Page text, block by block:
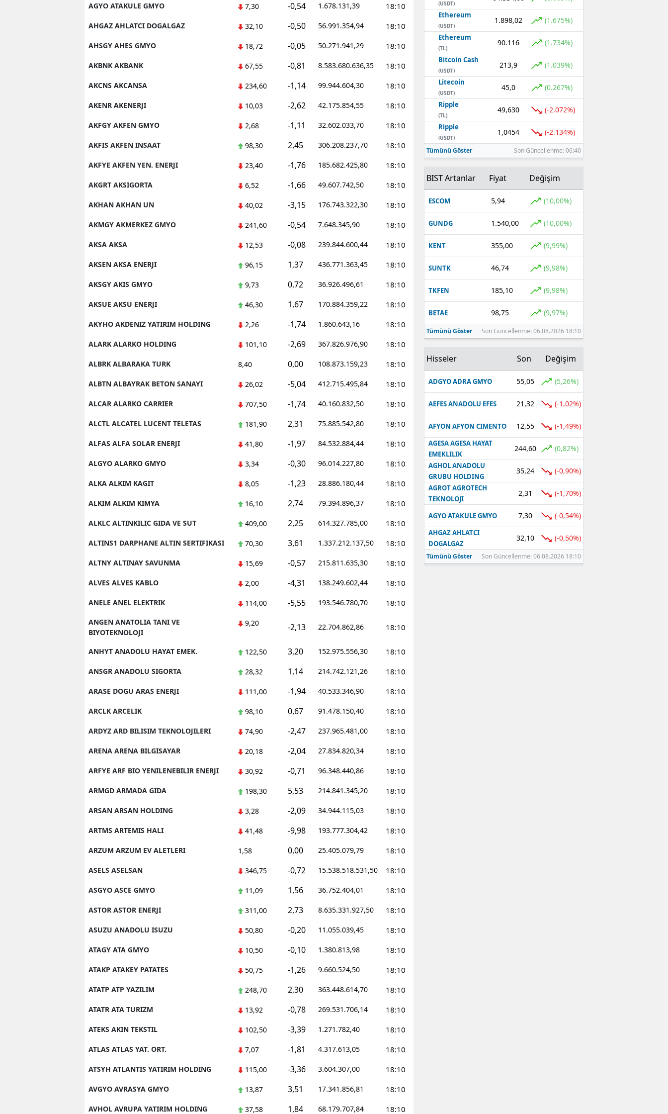
AGYO ATAKULE GMYO 7,30 -0,54 1.678.131,39 18:10
AHGAZ AHLATCI DOGALGAZ 32,10 -0,50 56.991.354,94 18:10
AHSGY AHES GMYO 18,72 -0,05 50.271.941,29 18:10
AKBNK AKBANK 67,55 -0,81 8.583.680.636,35 18:10
AKCNS AKCANSA 234,60 -1,14 99.944.604,30 18:10
AKENR AKENERJI 10,03 -2,62 42.175.854,55 18:10
AKFGY AKFEN GMYO 2,68 -1,11 32.602.033,70 18:10
AKFIS AKFEN INSAAT 98,30 2,45 306.208.237,70 18:10
AKFYE AKFEN YEN. ENERJI 23,40 -1,76 185.682.425,80 18:10
AKGRT AKSIGORTA 6,52 -1,66 49.607.742,50 18:10
AKHAN AKHAN UN 40,02 -3,15 176.743.322,30 18:10
AKMGY AKMERKEZ GMYO 241,60 -0,54 7.648.345,90 18:10
AKSA AKSA 12,53 -0,08 239.844.600,44 18:10
AKSEN AKSA ENERJI 96,15 1,37 436.771.363,45 18:10
AKSGY AKIS GMYO 9,73 0,72 36.926.496,61 18:10
AKSUE AKSU ENERJI 46,30 1,67 170.884.359,22 18:10
AKYHO AKDENIZ YATIRIM HOLDING 2,26 -1,74 1.860.643,16 18:10
ALARK ALARKO HOLDING 101,10 -2,69 367.826.976,90 18:10
ALBRK ALBARAKA TURK 8,40 0,00 108.873.159,23 18:10
ALBTN ALBAYRAK BETON SANAYI 26,02 -5,04 412.715.495,84 18:10
ALCAR ALARKO CARRIER 707,50 -1,74 40.160.832,50 18:10
ALCTL ALCATEL LUCENT TELETAS 181,90 2,31 75.885.542,80 18:10
ALFAS ALFA SOLAR ENERJI 41,80 -1,97 84.532.884,44 18:10
ALGYO ALARKO GMYO 3,34 -0,30 96.014.227,80 18:10
ALKA ALKIM KAGIT 8,05 -1,23 28.886.180,44 18:10
ALKIM ALKIM KIMYA 16,10 2,74 79.394.896,37 18:10
ALKLC ALTINKILIC GIDA VE SUT 409,00 2,25 614.327.785,00 18:10
ALTINS1 DARPHANE ALTIN SERTIFIKASI 70,30 3,61 1.337.212.137,50 18:10
ALTNY ALTINAY SAVUNMA 15,69 -0,57 215.811.635,30 18:10
ALVES ALVES KABLO 2,00 -4,31 138.249.602,44 18:10
ANELE ANEL ELEKTRIK 114,00 -5,55 193.546.780,70 18:10
ANGEN ANATOLIA TANI VE
BIYOTEKNOLOJI
9,20 -2,13 22.704.862,86 18:10
ANHYT ANADOLU HAYAT EMEK. 122,50 3,20 152.975.556,30 18:10
ANSGR ANADOLU SIGORTA 28,32 1,14 214.742.121,26 18:10
ARASE DOGU ARAS ENERJI 111,00 -1,94 40.533.346,90 18:10
ARCLK ARCELIK 98,10 0,67 91.478.150,40 18:10
ARDYZ ARD BILISIM TEKNOLOJILERI 74,90 -2,47 237.965.481,00 18:10
ARENA ARENA BILGISAYAR 20,18 -2,04 27.834.820,34 18:10
ARFYE ARF BIO YENILENEBILIR ENERJI 30,92 -0,71 96.348.440,86 18:10
ARMGD ARMADA GIDA 198,30 5,53 214.841.345,20 18:10
ARSAN ARSAN HOLDING 3,28 -2,09 34.944.115,03 18:10
ARTMS ARTEMIS HALI 41,48 -9,98 193.777.304,42 18:10
ARZUM ARZUM EV ALETLERI 1,58 0,00 25.405.079,79 18:10
ASELS ASELSAN 346,75 -0,72 15.538.518.531,50 18:10
ASGYO ASCE GMYO 11,09 1,56 36.752.404,01 18:10
ASTOR ASTOR ENERJI 311,00 2,73 8.635.331.927,50 18:10
ASUZU ANADOLU ISUZU 50,80 -0,20 11.055.039,45 18:10
ATAGY ATA GMYO 10,50 -0,10 1.380.813,98 18:10
ATAKP ATAKEY PATATES 50,75 -1,26 9.660.524,50 18:10
ATATP ATP YAZILIM 248,70 2,30 363.448.614,70 18:10
ATATR ATA TURIZM 13,92 -0,78 269.531.706,14 18:10
ATEKS AKIN TEKSTIL 102,50 -3,39 1.271.782,40 18:10
ATLAS ATLAS YAT. ORT. 7,07 -1,81 4.317.613,05 18:10
ATSYH ATLANTIS YATIRIM HOLDING 115,00 -3,36 3.604.307,00 18:10
AVGYO AVRASYA GMYO 13,87 3,51 17.341.856,81 18:10
AVHOL AVRUPA YATIRIM HOLDING 37,58 1,84 68.179.707,84 18:10
(USDT)
Ethereum
(USDT)
1.898,02 (1.675%)
Ethereum
(TL)
90.116 (1.734%)
Bitcoin Cash
(USDT)
213,9 (1.039%)
Litecoin
(USDT)
45,0 (0.267%)
Ripple
(TL)
49,630 (-2.072%)
Ripple
(USDT)
1,0454 (-2.134%)
Tümünü Göster Son Güncellenme: 06:40
BIST Artanlar Fiyat Değişim
ESCOM 5,94 (10,00%)
GUNDG 1.540,00 (10,00%)
KENT 355,00 (9,99%)
SUNTK 46,74 (9,98%)
TKFEN 185,10 (9,98%)
BETAE 98,75 (9,97%)
Tümünü Göster Son Güncellenme: 06.08.2026 18:10
Hisseler Son Değişim
ADGYO ADRA GMYO 55,05 (5,26%)
AEFES ANADOLU EFES 21,32 (-1,02%)
AFYON AFYON CIMENTO 12,55 (-1,49%)
AGESA AGESA HAYAT
EMEKLILIK
244,60 (0,82%)
AGHOL ANADOLU
GRUBU HOLDING
35,24 (-0,90%)
AGROT AGROTECH
TEKNOLOJI
2,31 (-1,70%)
AGYO ATAKULE GMYO 7,30 (-0,54%)
AHGAZ AHLATCI
DOGALGAZ
32,10 (-0,50%)
Tümünü Göster Son Güncellenme: 06.08.2026 18:10